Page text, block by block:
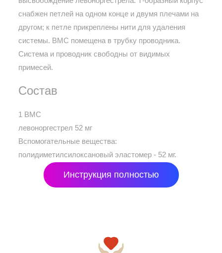
снабжен петлей на одном конце и двумя плечами на
другом; к петле прикреплены нити для удаления
системы. ВМС помещена в трубку проводника.
Система и проводник свободны от видимых
примесей.
Состав
1 ВМС
левоноргестрел 52 мг
Вспомогательные вещества:
полидиметилсилоксановый эластомер - 52 мг.
Инструкция полностью